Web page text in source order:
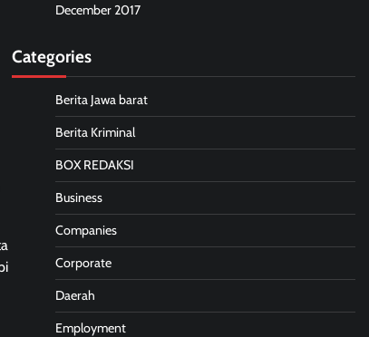
December 2017
Categories
Berita Jawa barat
Berita Kriminal
BOX REDAKSI
Business
Companies
Corporate
Daerah
Employment